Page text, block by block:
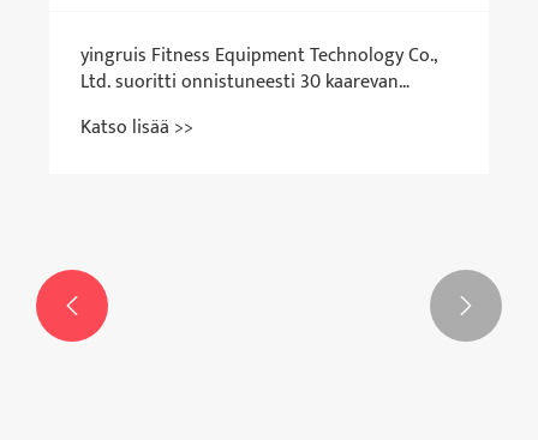
yingruis Fitness Equipment Technology Co.,
Ltd. suoritti onnistuneesti 30 kaarevan
asiakkaille
Katso lisää >>
 